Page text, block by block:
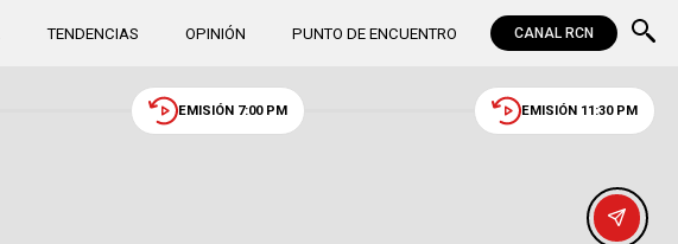
TENDENCIAS OPINIÓN PUNTO DE ENCUENTRO CANAL RCN
EMISIÓN 7:00 PM EMISIÓN 11:30 PM